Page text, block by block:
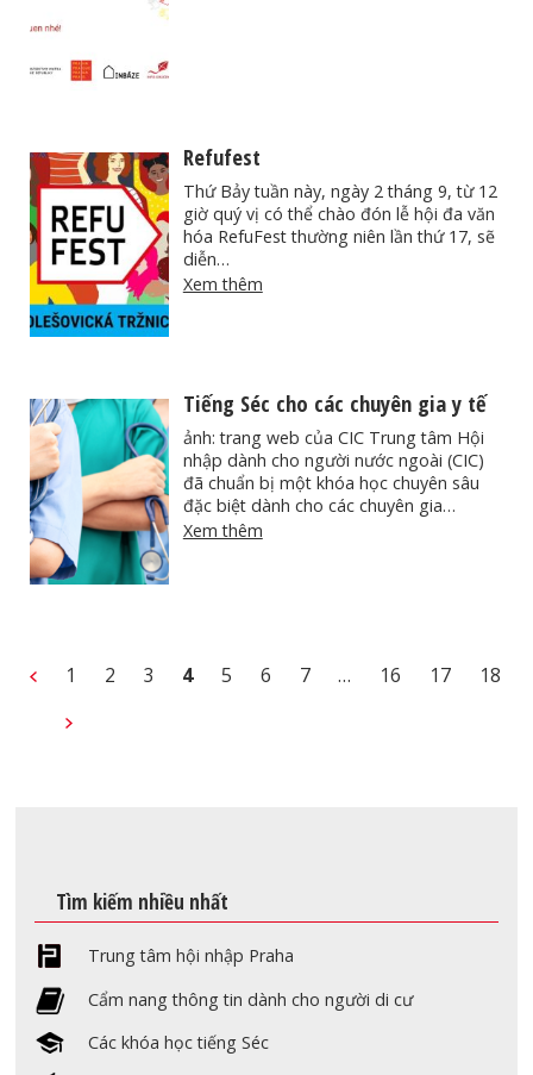
Refufest
Thứ Bảy tuần này, ngày 2 tháng 9, từ 12
giờ quý vị có thể chào đón lễ hội đa văn
hóa RefuFest thường niên lần thứ 17, sẽ
diễn…
Xem thêm
Tiếng Séc cho các chuyên gia y tế
ảnh: trang web của CIC Trung tâm Hội
nhập dành cho người nước ngoài (CIC)
đã chuẩn bị một khóa học chuyên sâu
đặc biệt dành cho các chuyên gia…
Xem thêm
1 2 3 4 5 6 7 … 16 17 18
Tìm kiếm nhiều nhất
Trung tâm hội nhập Praha
Cẩm nang thông tin dành cho người di cư
Các khóa học tiếng Séc